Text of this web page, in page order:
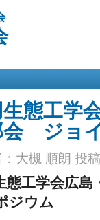
ツ
に
移
動
態工学
会 ジョ
大槻 順朗 投
態工学会広
ジウム